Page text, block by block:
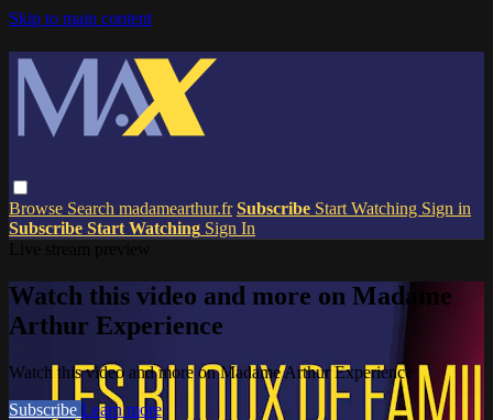
Skip to main content
Browse Search madamearthur.fr Subscribe Start Watching Sign in
Subscribe Start Watching Sign In
Watch this video and more on Madame
Arthur Experience
Watch this video and more on Madame Arthur Experience
Subscribe Learn more